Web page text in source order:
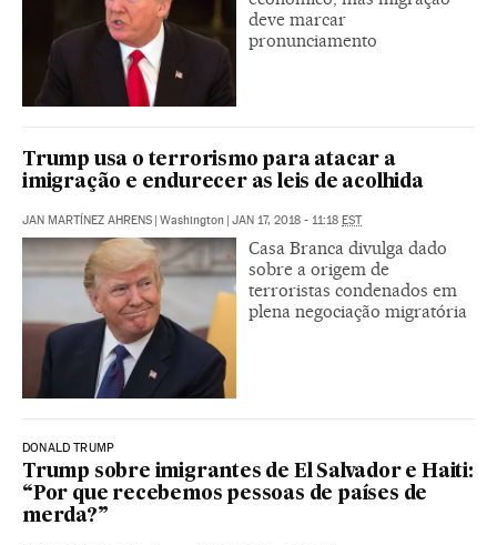
deve marcar
pronunciamento
Trump usa o terrorismo para atacar a
imigração e endurecer as leis de acolhida
JAN MARTÍNEZ AHRENS | Washington | JAN 17, 2018 - 11:18 EST
Casa Branca divulga dado
sobre a origem de
terroristas condenados em
plena negociação migratória
DONALD TRUMP
Trump sobre imigrantes de El Salvador e Haiti:
“Por que recebemos pessoas de países de
merda?”